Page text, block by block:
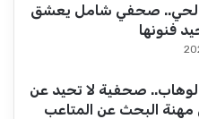
صحفي شامل يعشق
فنونها
صحفية لا تحيد عن
البحث عن المتاعب